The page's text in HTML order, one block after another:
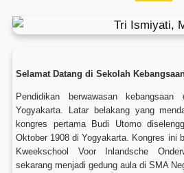
Selamat Datang di Sekolah
Pendidikan berwawasan
Yogyakarta. Latar belakang yang
kongres pertama Budi Utomo
Oktober 1908 di Yogyakarta. Kongres ini
Kweekschool Voor Inlandsche
sekarang menjadi gedung aula di SMA